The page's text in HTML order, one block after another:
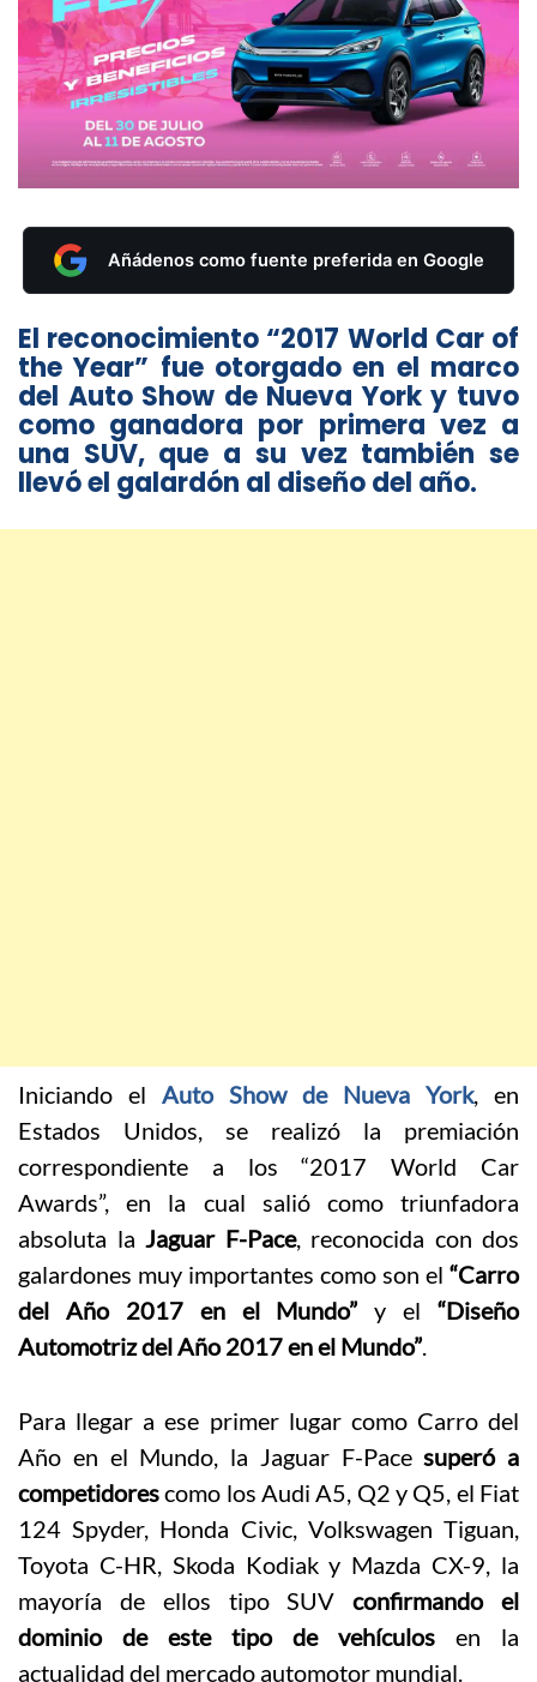
Añádenos como fuente preferida en Google
El reconocimiento “2017 World Car of
the Year” fue otorgado en el marco
del Auto Show de Nueva York y tuvo
como ganadora por primera vez a
una SUV, que a su vez también se
llevó el galardón al diseño del año.
Iniciando el Auto Show de Nueva York, en
Estados Unidos, se realizó la premiación
correspondiente a los “2017 World Car
Awards”, en la cual salió como triunfadora
absoluta la Jaguar F-Pace, reconocida con dos
galardones muy importantes como son el “Carro
del Año 2017 en el Mundo” y el “Diseño
Automotriz del Año 2017 en el Mundo”.
Para llegar a ese primer lugar como Carro del
Año en el Mundo, la Jaguar F-Pacesuperó a
competidorescomo los Audi A5, Q2 y Q5, el Fiat
124 Spyder, Honda Civic, Volkswagen Tiguan,
Toyota C-HR, Skoda Kodiak y Mazda CX-9, la
mayoría de ellos tipo SUVconfirmando el
dominio de este tipo de vehículos en la
actualidad del mercado automotor mundial.